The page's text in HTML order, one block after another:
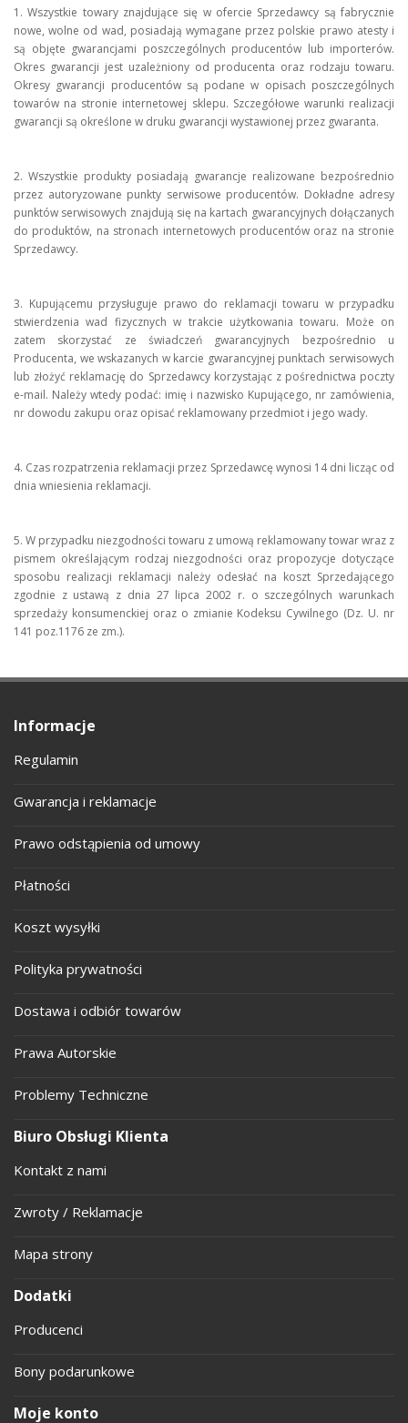
1. Wszystkie towary znajdujące się w ofercie Sprzedawcy są fabrycznie
nowe, wolne od wad, posiadają wymagane przez polskie prawo atesty i
są objęte gwarancjami poszczególnych producentów lub importerów.
Okres gwarancji jest uzależniony od producenta oraz rodzaju towaru.
Okresy gwarancji producentów są podane w opisach poszczególnych
towarów na stronie internetowej sklepu. Szczegółowe warunki realizacji
gwarancji są określone w druku gwarancji wystawionej przez gwaranta.
2. Wszystkie produkty posiadają gwarancje realizowane bezpośrednio
przez autoryzowane punkty serwisowe producentów. Dokładne adresy
punktów serwisowych znajdują się na kartach gwarancyjnych dołączanych
do produktów, na stronach internetowych producentów oraz na stronie
Sprzedawcy.
3. Kupującemu przysługuje prawo do reklamacji towaru w przypadku
stwierdzenia wad fizycznych w trakcie użytkowania towaru. Może on
zatem skorzystać ze świadczeń gwarancyjnych bezpośrednio u
Producenta, we wskazanych w karcie gwarancyjnej punktach serwisowych
lub złożyć reklamację do Sprzedawcy korzystając z pośrednictwa poczty
e-mail. Należy wtedy podać: imię i nazwisko Kupującego, nr zamówienia,
nr dowodu zakupu oraz opisać reklamowany przedmiot i jego wady.
4. Czas rozpatrzenia reklamacji przez Sprzedawcę wynosi 14 dni licząc od
dnia wniesienia reklamacji.
5. W przypadku niezgodności towaru z umową reklamowany towar wraz z
pismem określającym rodzaj niezgodności oraz propozycje dotyczące
sposobu realizacji reklamacji należy odesłać na koszt Sprzedającego
zgodnie z ustawą z dnia 27 lipca 2002 r. o szczególnych warunkach
sprzedaży konsumenckiej oraz o zmianie Kodeksu Cywilnego (Dz. U. nr
141 poz.1176 ze zm.).
Informacje
Regulamin
Gwarancja i reklamacje
Prawo odstąpienia od umowy
Płatności
Koszt wysyłki
Polityka prywatności
Dostawa i odbiór towarów
Prawa Autorskie
Problemy Techniczne
Biuro Obsługi Klienta
Kontakt z nami
Zwroty / Reklamacje
Mapa strony
Dodatki
Producenci
Bony podarunkowe
Moje konto